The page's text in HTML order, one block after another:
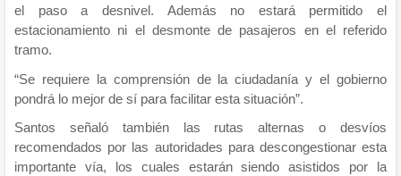
el paso a desnivel. Además no estará permitido el
estacionamiento ni el desmonte de pasajeros en el referido
tramo.
“Se requiere la comprensión de la ciudadanía y el gobierno
pondrá lo mejor de sí para facilitar esta situación”.
Santos señaló también las rutas alternas o desvíos
recomendados por las autoridades para descongestionar esta
importante vía, los cuales estarán siendo asistidos por la